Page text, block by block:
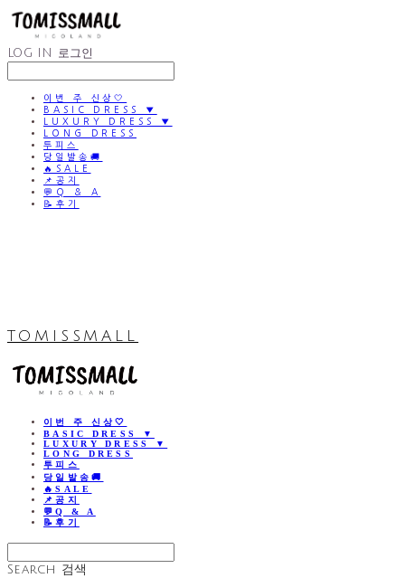
LOG IN 로그인
이번 주 신상🤍
BASIC DRESS ▼
LUXURY DRESS ▼
LONG DRESS
투피스
당일발송🚚
🔥SALE
📌공지
💬Q & A
📝후기
TOMISSMALL
이번 주 신상🤍
BASIC DRESS ▼
LUXURY DRESS ▼
LONG DRESS
투피스
당일발송🚚
🔥SALE
📌공지
💬Q & A
📝후기
Search 검색